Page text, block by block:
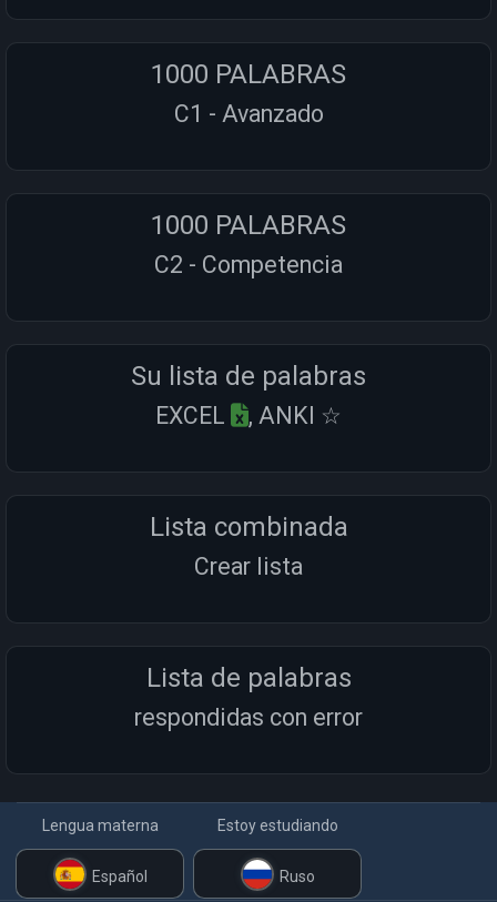
1000 PALABRAS
C1 - Avanzado
1000 PALABRAS
C2 - Competencia
Su lista de palabras
EXCEL , ANKI ☆
Lista combinada
Crear lista
Lista de palabras
respondidas con error
Lengua materna
Español
Estoy estudiando
Ruso